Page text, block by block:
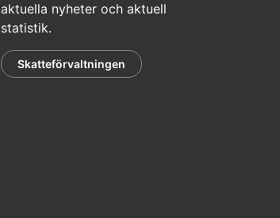
aktuella nyheter och aktuell
statistik.
Skatteförvaltningen